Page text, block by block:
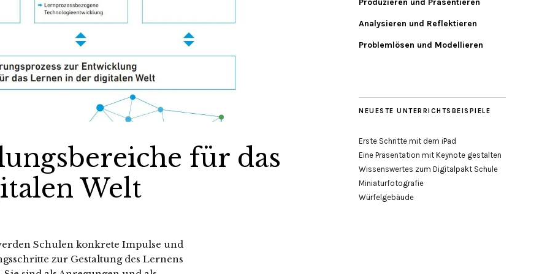
für das
Welt
Schulen konkrete Impulse und
zur Gestaltung des Lernens
Produzieren und Präsentieren
Analysieren und Reflektieren
Problemlösen und Modellieren
NEUESTE UNTERRICHTSBEISPIELE
Erste Schritte mit dem iPad
Eine Präsentation mit Keynote gestalten
Wissenswertes zum Digitalpakt Schule
Miniaturfotografie
Würfelgebäude